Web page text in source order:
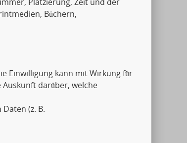
Büchern,
Einwilligung kann mit Wirkung für
darüber, welche
(z. B.